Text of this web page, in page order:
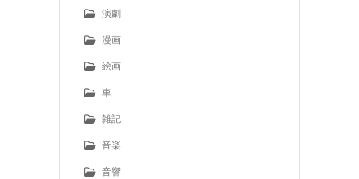
演劇
漫画
絵画
車
雑記
音楽
音響